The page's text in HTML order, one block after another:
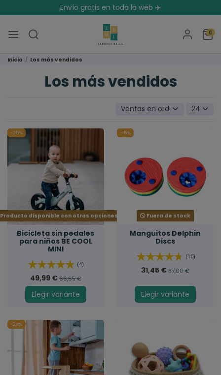
Envío gratis en toda la web ✈️
0
Inicio Los más vendidos
Los más vendidos
Ventas en orden 24
-25%
disponible con otras opciones
Bicicleta sin pedales
para niños BE COOL
MINI
(4)
49,99 € 66,65 €
Elegir variante
-15%
Fuera de stock
Manguitos Delphin
Discs
(10)
31,45 €37,00 €
Elegir variante
-24%